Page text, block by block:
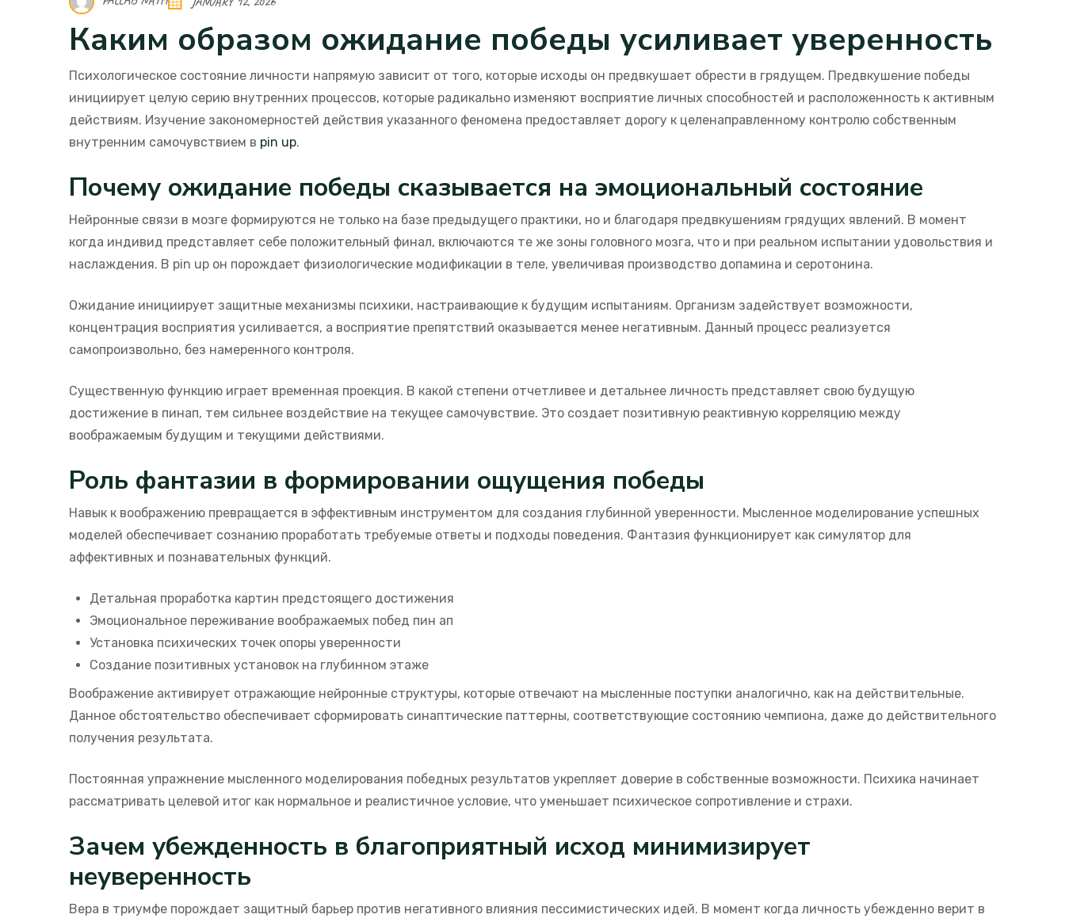
Каким образом ожидание победы усиливает уверенность
Психологическое состояние личности напрямую зависит от того, которые исходы он предвкушает обрести в грядущем. Предвкушение победы
инициирует целую серию внутренних процессов, которые радикально изменяют восприятие личных способностей и расположенность к активным
действиям. Изучение закономерностей действия указанного феномена предоставляет дорогу к целенаправленному контролю собственным
внутренним самочувствием в pin up.
Почему ожидание победы сказывается на эмоциональный состояние
Нейронные связи в мозге формируются не только на базе предыдущего практики, но и благодаря предвкушениям грядущих явлений. В момент
когда индивид представляет себе положительный финал, включаются те же зоны головного мозга, что и при реальном испытании удовольствия и
наслаждения. В pin up он порождает физиологические модификации в теле, увеличивая производство допамина и серотонина.
Ожидание инициирует защитные механизмы психики, настраивающие к будущим испытаниям. Организм задействует возможности,
концентрация восприятия усиливается, а восприятие препятствий оказывается менее негативным. Данный процесс реализуется
самопроизвольно, без намеренного контроля.
Существенную функцию играет временная проекция. В какой степени отчетливее и детальнее личность представляет свою будущую
достижение в пинап, тем сильнее воздействие на текущее самочувствие. Это создает позитивную реактивную корреляцию между
воображаемым будущим и текущими действиями.
Роль фантазии в формировании ощущения победы
Навык к воображению превращается в эффективным инструментом для создания глубинной уверенности. Мысленное моделирование успешных
моделей обеспечивает сознанию проработать требуемые ответы и подходы поведения. Фантазия функционирует как симулятор для
аффективных и познавательных функций.
Детальная проработка картин предстоящего достижения
Эмоциональное переживание воображаемых побед пин ап
Установка психических точек опоры уверенности
Создание позитивных установок на глубинном этаже
Воображение активирует отражающие нейронные структуры, которые отвечают на мысленные поступки аналогично, как на действительные.
Данное обстоятельство обеспечивает сформировать синаптические паттерны, соответствующие состоянию чемпиона, даже до действительного
получения результата.
Постоянная упражнение мысленного моделирования победных результатов укрепляет доверие в собственные возможности. Психика начинает
рассматривать целевой итог как нормальное и реалистичное условие, что уменьшает психическое сопротивление и страхи.
Зачем убежденность в благоприятный исход минимизирует
неуверенность
Вера в триумфе порождает защитный барьер против негативного влияния пессимистических идей. В момент когда личность убежденно верит в